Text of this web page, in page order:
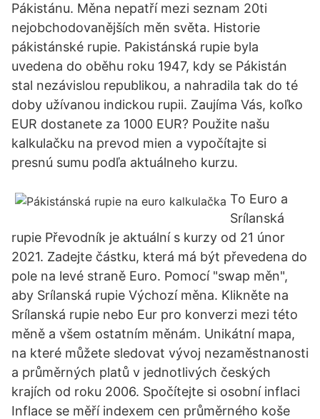
Pákistánu. Měna nepatří mezi seznam 20ti
nejobchodovanějších měn světa. Historie
pákistánské rupie. Pakistánská rupie byla
uvedena do oběhu roku 1947, kdy se Pákistán
stal nezávislou republikou, a nahradila tak do té
doby užívanou indickou rupii. Zaujíma Vás, koľko
EUR dostanete za 1000 EUR? Použite našu
kalkulačku na prevod mien a vypočítajte si
presnú sumu podľa aktuálneho kurzu.
To Euro a
Srílanská
rupie Převodník je aktuální s kurzy od 21 únor
2021. Zadejte částku, která má být převedena do
pole na levé straně Euro. Pomocí "swap měn",
aby Srílanská rupie Výchozí měna. Klikněte na
Srílanská rupie nebo Eur pro konverzi mezi této
měně a všem ostatním měnám. Unikátní mapa,
na které můžete sledovat vývoj nezaměstnanosti
a průměrných platů v jednotlivých českých
krajích od roku 2006. Spočítejte si osobní inflaci
Inflace se měří indexem cen průměrného koše